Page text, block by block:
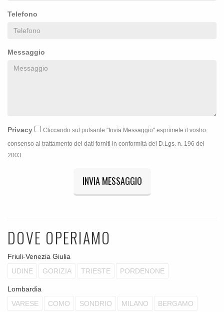
Telefono
Messaggio
Privacy
Cliccando sul pulsante "Invia Messaggio" esprimete il vostro
consenso al trattamento dei dati forniti in conformità del D.Lgs. n. 196 del
2003
INVIA MESSAGGIO
DOVE OPERIAMO
Friuli-Venezia Giulia
UDINE
GORIZIA TRIESTE PORDENONE
Lombardia
VARESE
COMO SONDRIO MILANO BERGAMO